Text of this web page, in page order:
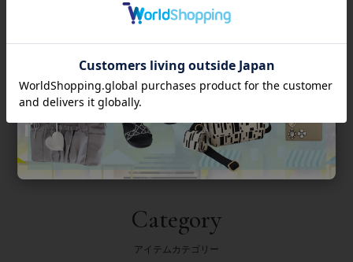
返品について
Category
アイテムカテゴリー